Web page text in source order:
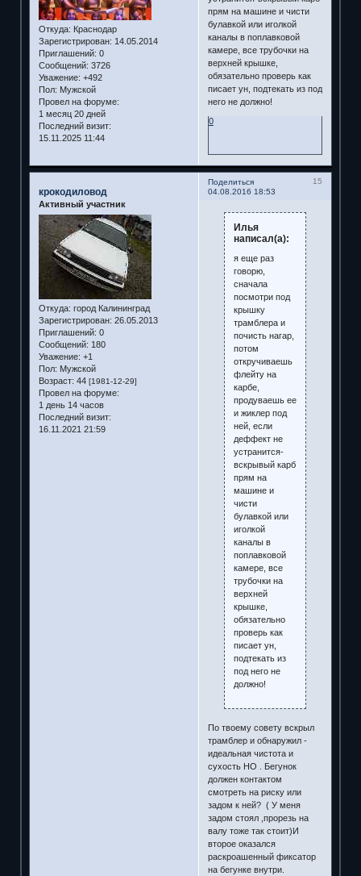
Откуда: Краснодар
Зарегистрирован: 14.05.2014
Приглашений: 0
Сообщений: 3726
Уважение: +492
Пол: Мужской
Провел на форуме:
1 месяц 20 дней
Последний визит:
15.11.2025 11:44
прям на машине и чисти
булавкой или иголкой
каналы в поплавковой
камере, все трубочки на
верхней крышке,
обязательно проверь как
писает ун, подтекать из под
него не должно!
0
Поделиться
15
04.08.2016 18:53
крокодиловод
Активный участник
Откуда: город Калининград
Зарегистрирован: 26.05.2013
Приглашений: 0
Сообщений: 180
Уважение: +1
Пол: Мужской
Возраст: 44 [1981-12-29]
Провел на форуме:
1 день 14 часов
Последний визит:
16.11.2021 21:59
Илья
написал(а):
я еще раз
говорю,
сначала
посмотри под
крышку
трамблера и
почисть нагар,
потом
откручиваешь
флейту на
карбе,
продуваешь ее
и жиклер под
ней, если
деффект не
устранится-
вскрывый карб
прям на
машине и
чисти
булавкой или
иголкой
каналы в
поплавковой
камере, все
трубочки на
верхней
крышке,
обязательно
проверь как
писает ун,
подтекать из
под него не
должно!
По твоему совету вскрыл
трамблер и обнаружил -
идеальная чистота и
сухость НО . Бегунок
должен контактом
смотреть на риску или
задом к ней? ( У меня
задом стоял ,прорезь на
валу тоже так стоит)И
второе оказался
раскроашенный фиксатор
на бегунке внутри.